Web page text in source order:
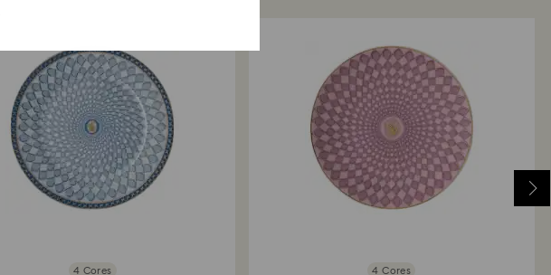
4 Cores 4 Cores